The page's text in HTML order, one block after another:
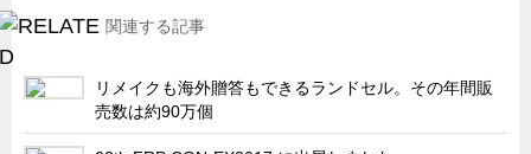
二次電池関連
再生可能エネルギー
農業関連
関連する記事
リメイクも海外贈答もできるランドセル。その年間販
売数は約90万個